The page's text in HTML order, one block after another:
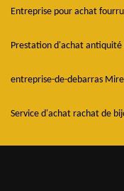
Entreprise pour achat
Prestation d'achat
entreprise-de-debarras
Service d'achat rachat de